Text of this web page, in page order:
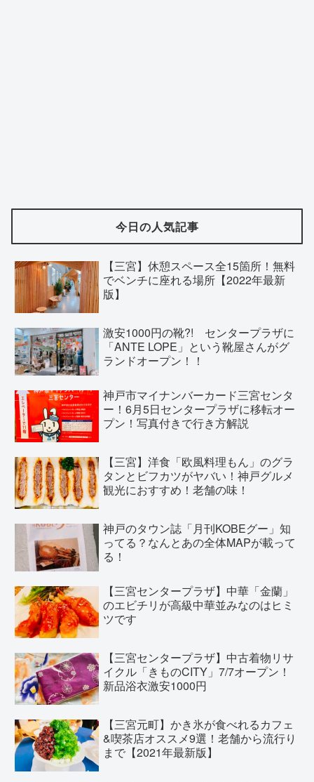
今日の人気記事
【三宮】休憩スペース全15箇所！無料
でベンチに座れる場所【2022年最新
版】
激安1000円の靴?! センタープラザに
「ANTE LOPE」という靴屋さんがグ
ランドオープン！！
神戸市マイナンバーカード三宮センタ
ー！6月5日センタープラザに移転オー
プン！写真付きで行き方解説
【三宮】洋食「欧風料理もん」のグラ
タンとビフカツがヤバい！神戸グルメ
観光におすすめ！老舗の味！
神戸のタウン誌「月刊KOBEグー」知
ってる？なんとあの全体MAPが載って
る！
【三宮センタープラザ】中華「金蘭」
のエビチリが高級中華並みなのはヒミ
ツです
【三宮センタープラザ】中古着物リサ
イクル「きものCITY」7/7オープン！
新品浴衣激安1000円
【三宮元町】かき氷が食べれるカフェ
&喫茶店オススメ9選！老舗から流行り
まで【2021年最新版】